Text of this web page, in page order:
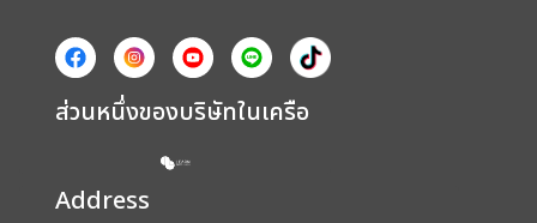
ส่วนหนึ่งของบริษัทในเครือ
Address